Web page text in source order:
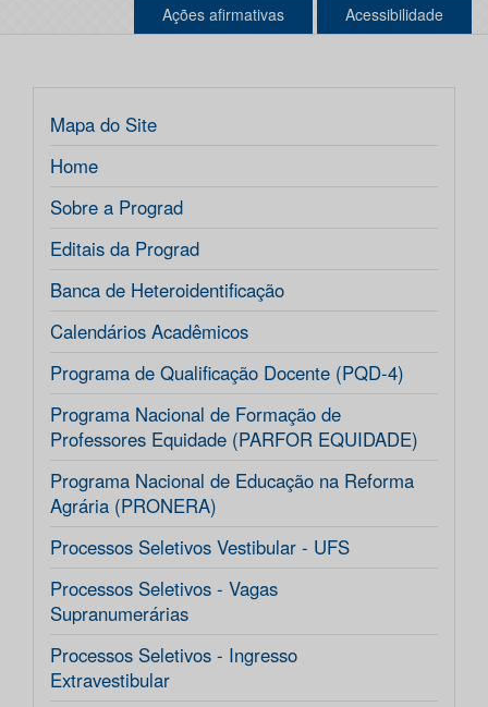
Ações afirmativas Acessibilidade
Mapa do Site
Home
Sobre a Prograd
Editais da Prograd
Banca de Heteroidentificação
Calendários Acadêmicos
Programa de Qualificação Docente (PQD-4)
Programa Nacional de Formação de
Professores Equidade (PARFOR EQUIDADE)
Programa Nacional de Educação na Reforma
Agrária (PRONERA)
Processos Seletivos Vestibular - UFS
Processos Seletivos - Vagas
Supranumerárias
Processos Seletivos - Ingresso
Extravestibular